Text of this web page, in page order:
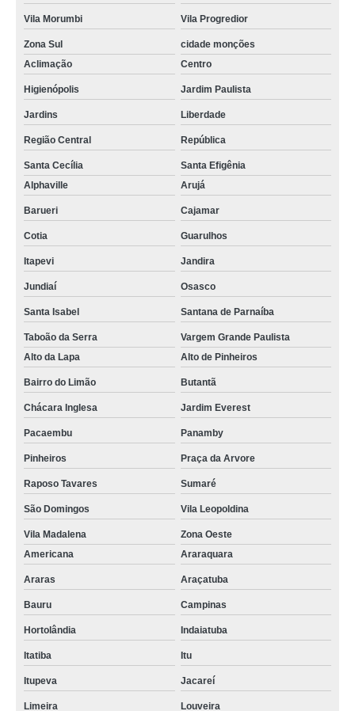
Vila Morumbi Vila Progredior
Zona Sul
cidade monções
Aclimação
Centro
Higienópolis Jardim Paulista
Jardins Liberdade
Região Central República
Santa Cecília
Santa Efigênia
Alphaville
Arujá
Barueri Cajamar
Cotia Guarulhos
Itapevi Jandira
Jundiaí Osasco
Santa Isabel Santana de Parnaíba
Taboão da Serra
Vargem Grande Paulista
Alto da Lapa
Alto de Pinheiros
Bairro do Limão Butantã
Chácara Inglesa Jardim Everest
Pacaembu Panamby
Pinheiros Praça da Arvore
Raposo Tavares Sumaré
São Domingos Vila Leopoldina
Vila Madalena
Zona Oeste
Americana
Araraquara
Araras Araçatuba
Bauru Campinas
Hortolândia Indaiatuba
Itatiba Itu
Itupeva Jacareí
Limeira Louveira